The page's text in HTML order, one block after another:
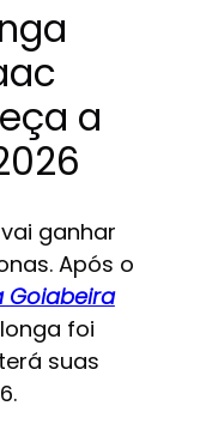
a
vai ganhar
Após o
Goiabeira
foi
suas